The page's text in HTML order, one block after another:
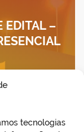
tecnologias
EDITAL –